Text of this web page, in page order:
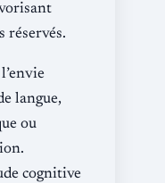
réservés.
langue,
ou
cognitive